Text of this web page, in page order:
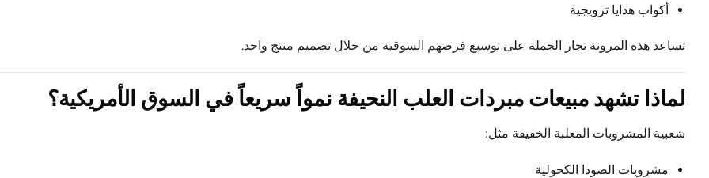
أكواب هدايا ترويجية
تساعد هذه المرونة تجار الجملة على توسيع فرصهم السوقية من خلال تصميم منتج واحد.
لماذا تشهد مبيعات مبردات العلب النحيفة نمواً سريعاً في السوق الأمريكية؟
شعبية المشروبات المعلبة الخفيفة مثل:
مشروبات الصودا الكحولية